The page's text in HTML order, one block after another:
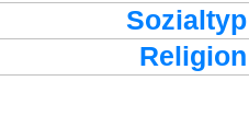
Sozialtyp
Religion